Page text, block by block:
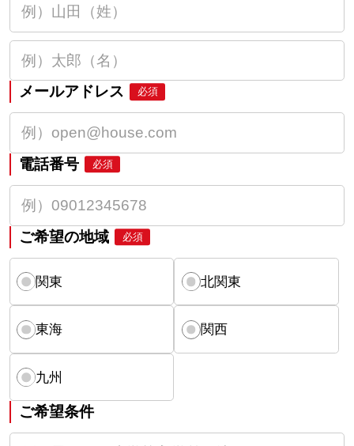
メールアドレス 必須
電話番号 必須
ご希望の地域 必須
関東 北関東
東海 関西
九州
ご希望条件